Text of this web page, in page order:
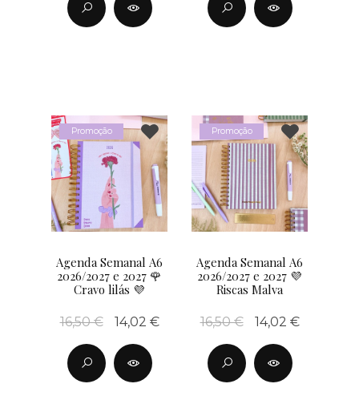
Promoção
Agenda Semanal A6
2026/2027 e 2027 🌹
Cravo lilás 💜
16,50 € 14,02 €
Promoção
Agenda Semanal A6
2026/2027 e 2027 💜
Riscas Malva
16,50 € 14,02 €